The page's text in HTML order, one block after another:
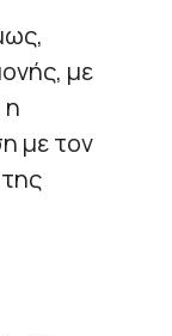
με
η
με τον